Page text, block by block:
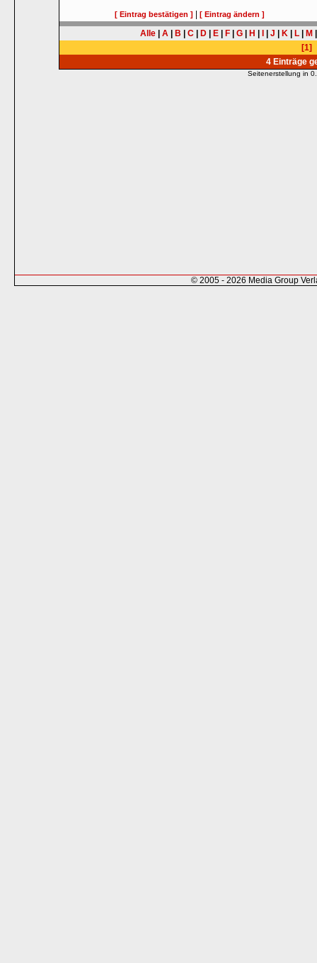
[ Eintrag bestätigen ] |[ Eintrag ändern ]
Alle A B C D E F G H J K L M
[1]
4 Einträge
Seitenerstellung in
© 2005 - 2026 Media Group